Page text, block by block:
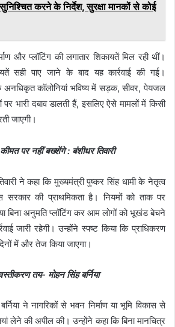
सुनिश्चित करने के निर्देश, सुरक्षा मानकों से कोई
और प्लॉटिंग की लगातार शिकायतें मिल रही थीं।
सही पाए जाने के बाद यह कार्रवाई की गई।
अनधिकृत कॉलोनियां भविष्य में सड़क, सीवर, पेयजल
भारी दबाव डालती हैं, इसलिए ऐसे मामलों में किसी
जाएगी।
पर नहीं बख्शेंगे : बंशीधर तिवारी
ने कहा कि मुख्यमंत्री पुष्कर सिंह धामी के नेतृत्व
सरकार की प्राथमिकता है। नियमों को ताक पर
बिना अनुमति प्लॉटिंग कर आम लोगों को भूखंड बेचने
जारी रहेगी। उन्होंने स्पष्ट किया कि प्राधिकरण
में और तेज किया जाएगा।
तय- मोहन सिंह बर्निया
ने नागरिकों से भवन निर्माण या भूमि विकास से
लेने की अपील की। उन्होंने कहा कि बिना मानचित्र